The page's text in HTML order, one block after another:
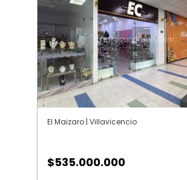
El Maizaro | Villavicencio
$535.000.000